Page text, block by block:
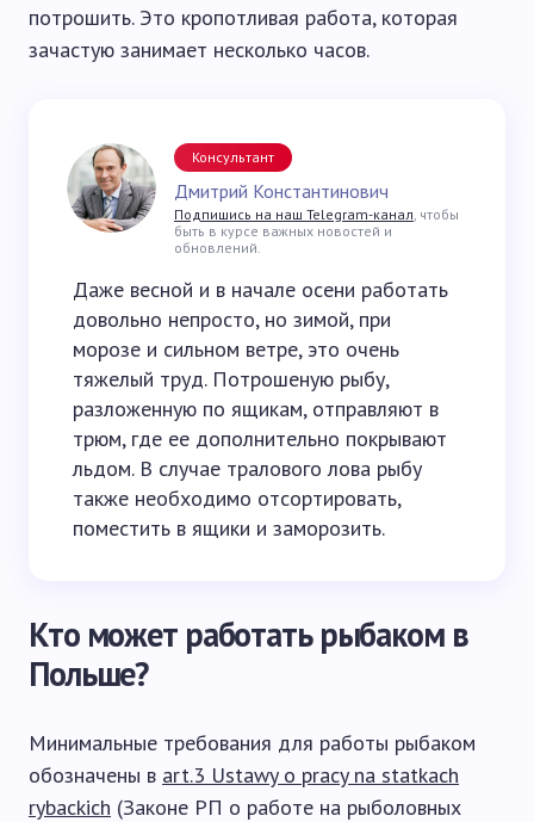
потрошить. Это кропотливая работа, которая
зачастую занимает несколько часов.
Консультант
Дмитрий Константинович
Подпишись на наш Telegram-канал, чтобы
быть в курсе важных новостей и
обновлений.
Даже весной и в начале осени работать
довольно непросто, но зимой, при
морозе и сильном ветре, это очень
тяжелый труд. Потрошеную рыбу,
разложенную по ящикам, отправляют в
трюм, где ее дополнительно покрывают
льдом. В случае тралового лова рыбу
также необходимо отсортировать,
поместить в ящики и заморозить.
Кто может работать рыбаком в
Польше?
Минимальные требования для работы рыбаком
обозначены в art.3 Ustawy o pracy na statkach
rybackich (Законе РП о работе на рыболовных